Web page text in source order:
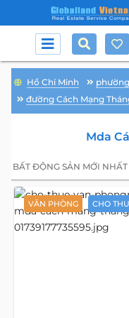
Hồ Chí Minh
đường Cách Mạng
Mda
BẤT ĐỘNG SẢN MỚI NHẤT
VĂN PHÒNG CHO